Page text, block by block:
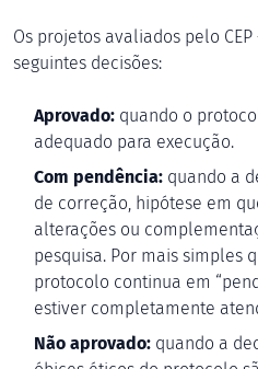
Os projetos avaliados pelo
seguintes decisões:
Aprovado: quando o
adequado para execução.
Com pendência: quando a
de correção, hipótese em
alterações ou
pesquisa. Por mais simples
protocolo continua em
estiver completamente
Não aprovado: quando a